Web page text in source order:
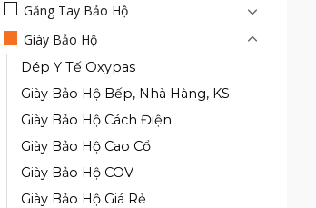
Đế Thép số lượng
Găng Tay Bảo Hộ
Giày Bảo Hộ
Dép Y Tế Oxypas
Giày Bảo Hộ Bếp, Nhà Hàng, KS
Giày Bảo Hộ Cách Điện
Giày Bảo Hộ Cao Cổ
Giày Bảo Hộ COV
Giày Bảo Hộ Giá Rẻ